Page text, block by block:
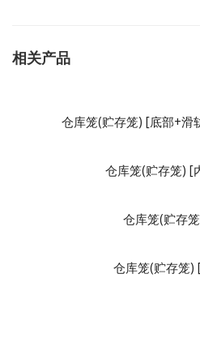
相关产品
仓库笼(贮存笼) [底部+滑
仓库笼(贮存笼) [
仓库笼(贮存
仓库笼(贮存笼)